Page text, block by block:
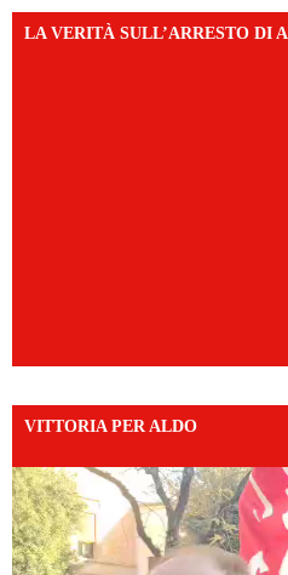
LA VERITÀ SULL’ARRESTO DI
VITTORIA PER ALDO